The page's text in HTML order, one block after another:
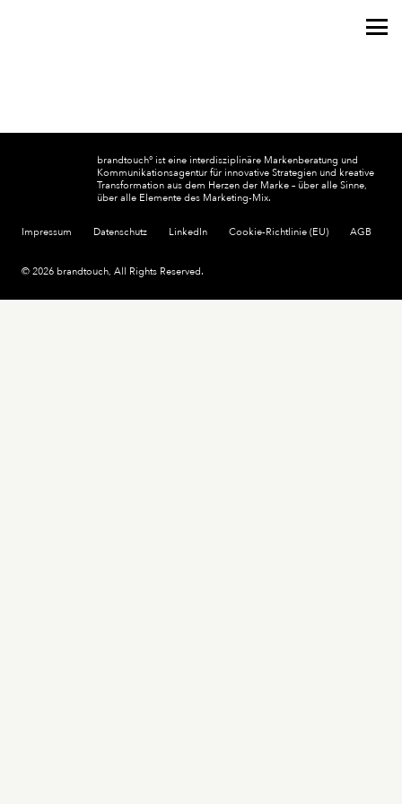
brandtouch° ist eine interdisziplinäre Markenberatung und
Kommunikationsagentur für innovative Strategien und kreative
Transformation aus dem Herzen der Marke – über alle Sinne,
über alle Elemente des Marketing-Mix.
Impressum Datenschutz LinkedIn Cookie-Richtlinie (EU) AGB
© 2026 brandtouch, All Rights Reserved.